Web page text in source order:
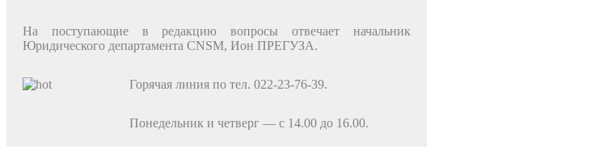
На поступающие в редакцию вопросы отвечает на­чальник
Юридического департамента CNSM, Ион ПРЕГУЗА.
Горячая линия по тел. 022-23-76-39.
Понедельник и четверг — с 14.00 до 16.00.